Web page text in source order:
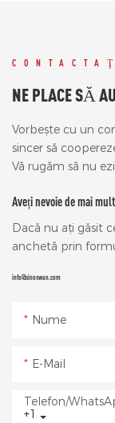
NE PLACE SĂ
Vorbește cu un
sincer să
Vă rugăm să nu
Aveți nevoie de mai
Dacă nu ați găsit
anchetă prin
info@sinoswan.com
Nume
E-Mail
+1
Telefon/